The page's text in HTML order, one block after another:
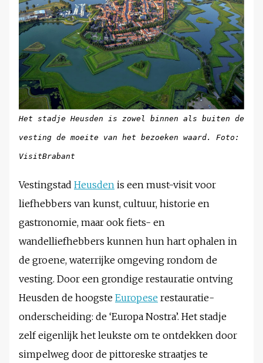
Het stadje Heusden is zowel binnen als buiten de
vesting de moeite van het bezoeken waard. Foto:
VisitBrabant
Vestingstad Heusden is een must-visit voor
liefhebbers van kunst, cultuur, historie en
gastronomie, maar ook fiets- en
wandelliefhebbers kunnen hun hart ophalen in
de groene, waterrijke omgeving rondom de
vesting. Door een grondige restauratie ontving
Heusden de hoogste Europese restauratie-
onderscheiding: de ‘Europa Nostra’. Het stadje
zelf eigenlijk het leukste om te ontdekken door
simpelweg door de pittoreske straatjes te